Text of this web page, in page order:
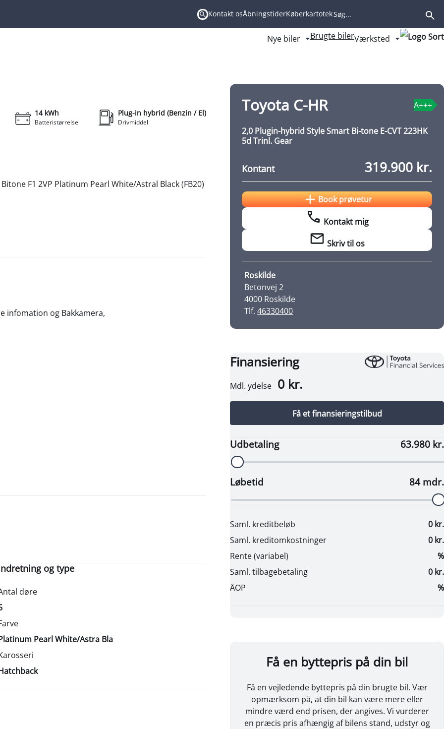
Søgning
Kontakt osÅbningstiderKøberkartotek
Nye biler Fold undermenu ud
Brugte bilerVærksted Fold
Batteristørrelse
14 kWh
Drivmiddel
Plug-in hybrid (Benzin / El)
F1 2VP Platinum Pearl White/Astral Black (FB20)
infomation og Bakkamera,
og type
døre
Pearl White/Astra Bla
Toyota C-HR
2,0 Plugin-hybrid Style Smart Bi-tone E-CVT 223HK
5d Trinl. Gear
A+++
Kontant 319.900 kr.
Book prøvetur
Kontakt mig
Skriv til os
Roskilde
Betonvej 2
4000 Roskilde
Tlf.46330400
Få en byttepris på din bil
Få en vejledende byttepris på din brugte bil. Vær
opmærksom på, at din bil kan være mere eller
mindre værd end prisen, der angives. Vi vurderer
en præcis pris afhængig af bilens stand, udstyr og